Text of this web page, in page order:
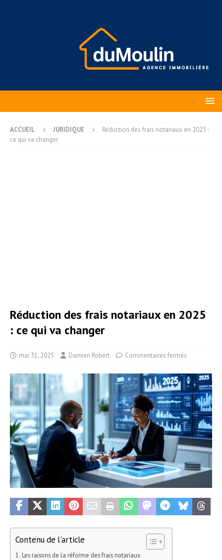
ACCUEIL JURIDIQUE
Réduction des frais notariaux en 2025 :
ce qui va changer
Réduction des frais notariaux en 2025
: ce qui va changer
mai 31, 2025 Damien Robert Commentaires fermés
Contenu de l'article
Les raisons de la réforme des frais notariaux